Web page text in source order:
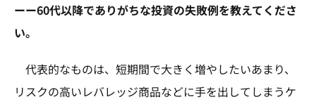
ーー60代以降でありがちな投資の失敗例を教えてくださ
い。
代表的なものは、短期間で大きく増やしたいあまり、
リスクの高いレバレッジ商品などに手を出してしまうケ